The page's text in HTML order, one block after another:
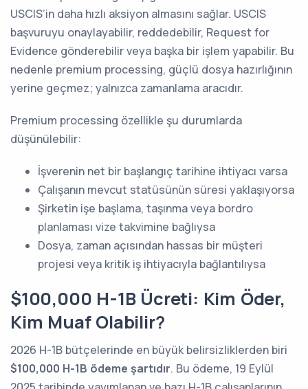
USCIS’in daha hızlı aksiyon almasını sağlar. USCIS
başvuruyu onaylayabilir, reddedebilir, Request for
Evidence gönderebilir veya başka bir işlem yapabilir. Bu
nedenle premium processing, güçlü dosya hazırlığının
yerine geçmez; yalnızca zamanlama aracıdır.
Premium processing özellikle şu durumlarda
düşünülebilir:
İşverenin net bir başlangıç tarihine ihtiyacı varsa
Çalışanın mevcut statüsünün süresi yaklaşıyorsa
Şirketin işe başlama, taşınma veya bordro
planlaması vize takvimine bağlıysa
Dosya, zaman açısından hassas bir müşteri
projesi veya kritik iş ihtiyacıyla bağlantılıysa
$100,000 H-1B Ücreti: Kim Öder,
Kim Muaf Olabilir?
2026 H-1B bütçelerinde en büyük belirsizliklerden biri
$100,000 H-1B ödeme şartıdır. Bu ödeme, 19 Eylül